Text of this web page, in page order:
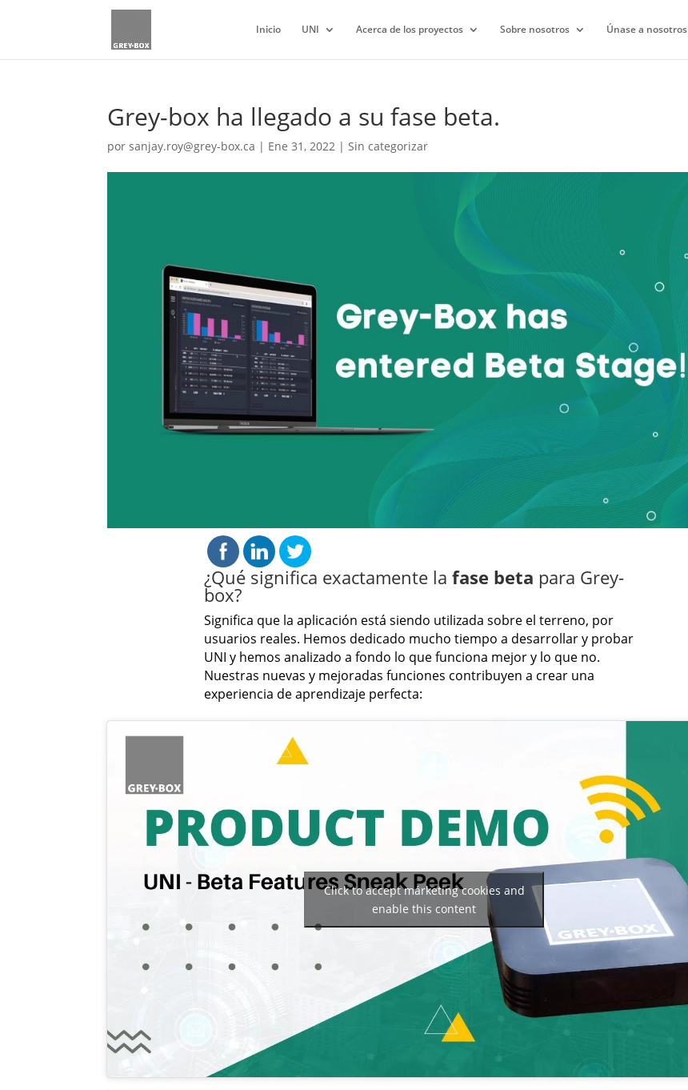
Inicio UNI Acerca de los proyectos Sobre nosotros Únase a nosotros
Grey-box ha llegado a su fase beta.
porsanjay.roy@grey-box.ca | Ene 31, 2022 |Sin categorizar
¿Qué significa exactamente lafase beta para Grey-
box?
Significa que la aplicación está siendo utilizada sobre el terreno, por
usuarios reales. Hemos dedicado mucho tiempo a desarrollar y probar
UNI y hemos analizado a fondo lo que funciona mejor y lo que no.
Nuestras nuevas y mejoradas funciones contribuyen a crear una
experiencia de aprendizaje perfecta:
Click to accept márketing cookies and
enable this content